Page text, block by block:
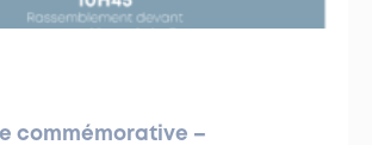
commémorative –